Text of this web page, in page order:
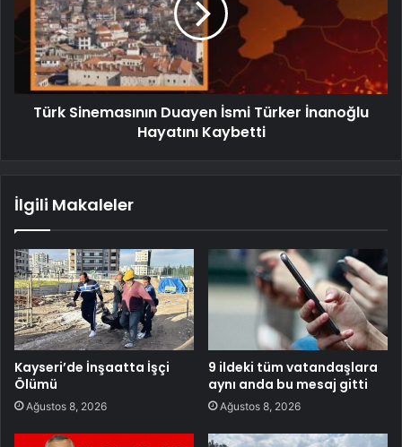
Türk Sinemasının Duayen İsmi Türker İnanoğlu
Hayatını Kaybetti
İlgili Makaleler
Kayseri’de İnşaatta İşçi
Ölümü
Ağustos 8, 2026
9 ildeki tüm vatandaşlara
aynı anda bu mesaj gitti
Ağustos 8, 2026